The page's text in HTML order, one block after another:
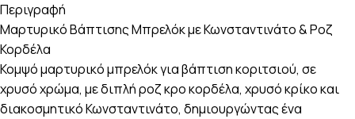
Περιγραφή
Μαρτυρικό Βάπτισης Μπρελόκ με Κωνσταντινάτο & Ροζ
Κορδέλα
Κομψό μαρτυρικό μπρελόκ για βάπτιση κοριτσιού, σε
χρυσό χρώμα, με διπλή ροζ κρο κορδέλα, χρυσό κρίκο και
διακοσμητικό Κωνσταντινάτο, δημιουργώντας ένα